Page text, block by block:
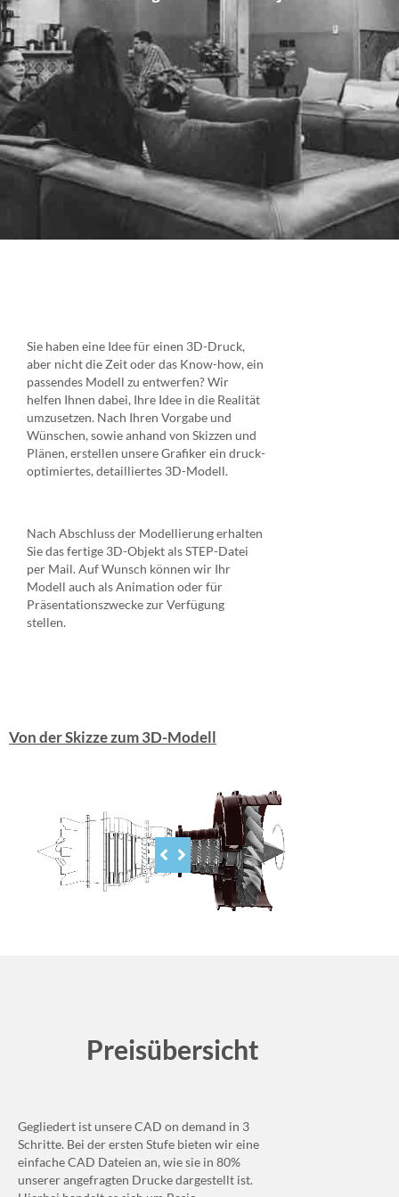
Sie haben eine Idee für einen 3D-Druck,
aber nicht die Zeit oder das Know-how, ein
passendes Modell zu entwerfen? Wir
helfen Ihnen dabei, Ihre Idee in die Realität
umzusetzen. Nach Ihren Vorgabe und
Wünschen, sowie anhand von Skizzen und
Plänen, erstellen unsere Grafiker ein druck-
optimiertes, detailliertes 3D-Modell.
Nach Abschluss der Modellierung erhalten
Sie das fertige 3D-Objekt als STEP-Datei
per Mail. Auf Wunsch können wir Ihr
Modell auch als Animation oder für
Präsentationszwecke zur Verfügung
stellen.
Von der Skizze zum 3D-Modell
Preisübersicht
Gegliedert ist unsere CAD on demand in 3
Schritte. Bei der ersten Stufe bieten wir eine
einfache CAD Dateien an, wie sie in 80%
unserer angefragten Drucke dargestellt ist.